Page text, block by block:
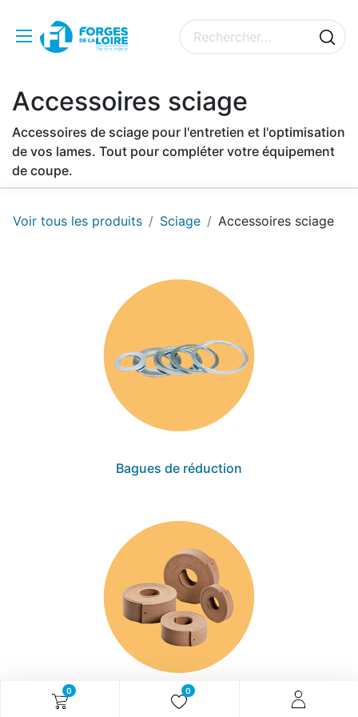
0 0
Accessoires sciage
Accessoires de sciage pour l'entretien et l'optimisation
de vos lames. Tout pour compléter votre équipement
de coupe.
Voir tous les produits Sciage Accessoires sciage
Bagues de réduction
Garnitures pour volants